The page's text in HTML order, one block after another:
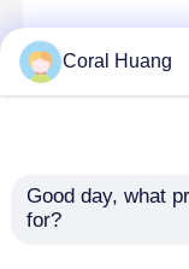
Coral Huang
Good day, what
for?